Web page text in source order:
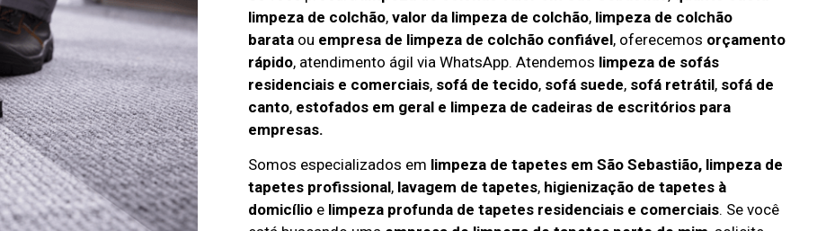
limpeza de colchão, valor da limpeza de colchão, limpeza de colchão
barataou empresa de limpeza de colchão confiável, oferecemos orçamento
rápido, atendimento ágil via WhatsApp. Atendemos limpeza de sofás
residenciais e comerciais, sofá de tecido, sofá suede, sofá retrátil, sofá de
canto, estofados em geral e limpeza de cadeiras de escritórios para
empresas.
Somos especializados em limpeza de tapetes em São Sebastião, limpeza de
tapetes profissional, lavagem de tapetes, higienização de tapetes à
domicílioe limpeza profunda de tapetes residenciais e comerciais. Se você